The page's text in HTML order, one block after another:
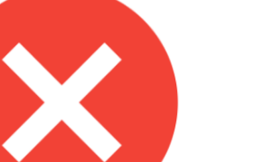
14.90
הוספה לסל